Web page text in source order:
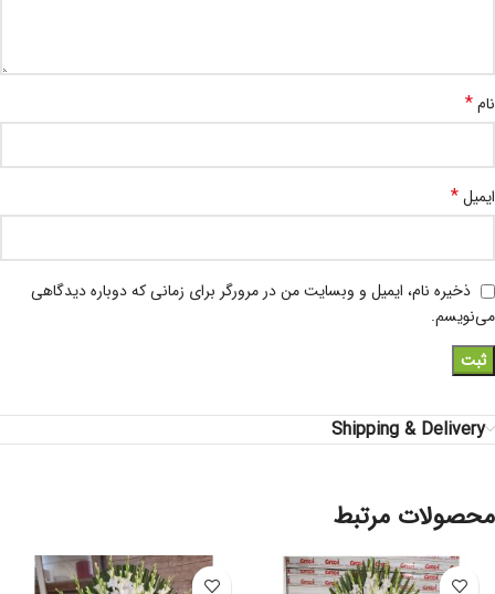
نام*
ایمیل*
ذخیره نام، ایمیل و وبسایت من در مرورگر برای زمانی که دوباره دیدگاهی
می‌نویسم.
Shipping & Delivery
محصولات مرتبط